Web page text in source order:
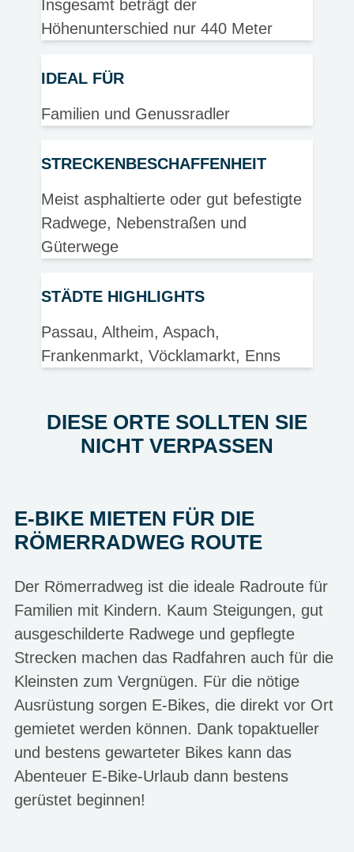
Insgesamt beträgt der
Höhenunterschied nur 440 Meter
IDEAL FÜR
Familien und Genussradler
STRECKENBESCHAFFENHEIT
Meist asphaltierte oder gut befestigte
Radwege, Nebenstraßen und
Güterwege
STÄDTE HIGHLIGHTS
Passau, Altheim, Aspach,
Frankenmarkt, Vöcklamarkt, Enns
DIESE ORTE SOLLTEN SIE
NICHT VERPASSEN
E-BIKE MIETEN FÜR DIE
RÖMERRADWEG ROUTE
Der Römerradweg ist die ideale Radroute für
Familien mit Kindern. Kaum Steigungen, gut
ausgeschilderte Radwege und gepflegte
Strecken machen das Radfahren auch für die
Kleinsten zum Vergnügen. Für die nötige
Ausrüstung sorgen E-Bikes, die direkt vor Ort
gemietet werden können. Dank topaktueller
und bestens gewarteter Bikes kann das
Abenteuer E-Bike-Urlaub dann bestens
gerüstet beginnen!